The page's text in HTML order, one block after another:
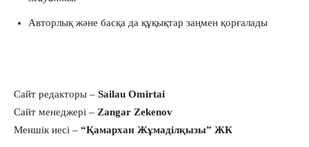
Авторлық және басқа да құқықтар заңмен қорғалады
Сайт редакторы – Sailau Omirtai
Сайт менеджері – Zangar Zekenov
Меншік иесі – “Қамархан Жұмаділқызы” ЖК